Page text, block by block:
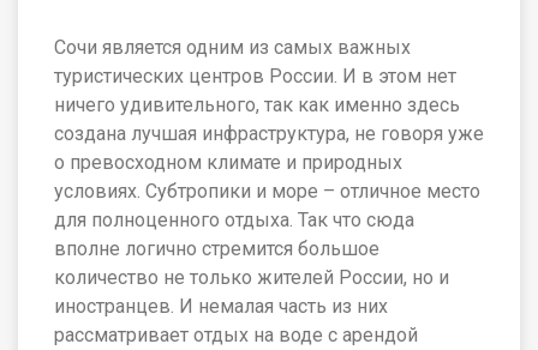
Сочи является одним из самых важных
туристических центров России. И в этом нет
ничего удивительного, так как именно здесь
создана лучшая инфраструктура, не говоря уже
о превосходном климате и природных
условиях. Субтропики и море – отличное место
для полноценного отдыха. Так что сюда
вполне логично стремится большое
количество не только жителей России, но и
иностранцев. И немалая часть из них
рассматривает отдых на воде с арендой